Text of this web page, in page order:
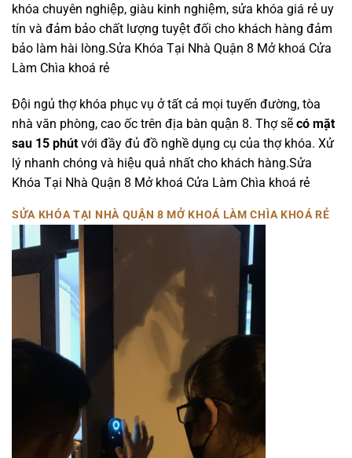
khóa chuyên nghiệp, giàu kinh nghiệm, sửa khóa giá rẻ uy
tín và đảm bảo chất lượng tuyệt đối cho khách hàng đảm
bảo làm hài lòng.Sửa Khóa Tại Nhà Quận 8 Mở khoá Cửa
Làm Chìa khoá rẻ
Đội ngủ thợ khóa phục vụ ở tất cả mọi tuyến đường, tòa
nhà văn phòng, cao ốc trên địa bàn quận 8. Thợ sẽ có mặt
sau 15 phút với đầy đủ đồ nghề dụng cụ của thợ khóa. Xử
lý nhanh chóng và hiệu quả nhất cho khách hàng.Sửa
Khóa Tại Nhà Quận 8 Mở khoá Cửa Làm Chìa khoá rẻ
SỬA KHÓA TẠI NHÀ QUẬN 8 MỞ KHOÁ LÀM CHÌA KHOÁ RẺ